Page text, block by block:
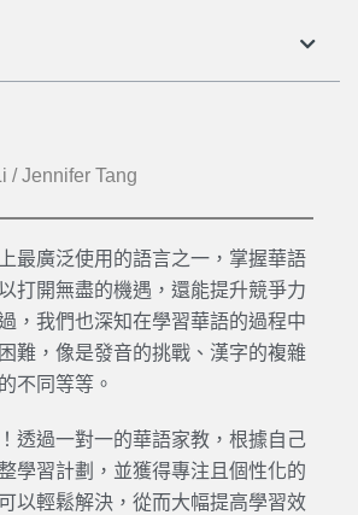
/ Jennifer Tang
最廣泛使用的語言之一，掌握華語
打開無盡的機遇，還能提升競爭力
，我們也深知在學習華語的過程中
難，像是發音的挑戰、漢字的複雜
不同等等。
透過一對一的華語家教，根據自己
學習計劃，並獲得專注且個性化的
以輕鬆解決，從而大幅提高學習效